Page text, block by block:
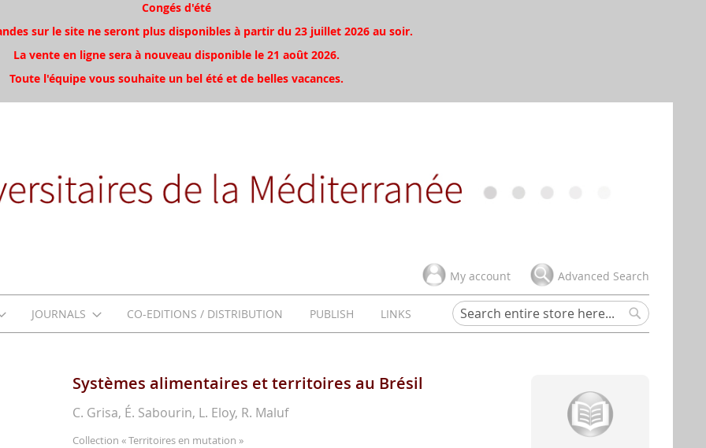
Congés d'été
sur le site ne seront plus disponibles à partir du 23 juillet 2026 au soir.
La vente en ligne sera à nouveau disponible le 21 août 2026.
Toute l'équipe vous souhaite un bel été et de belles vacances.
My account Advanced Search
JOURNALS CO-EDITIONS / DISTRIBUTION PUBLISH
LINKS
Search
Search
Systèmes alimentaires et territoires au Brésil
C. Grisa, É. Sabourin, L. Eloy, R. Maluf
Collection « Territoires en mutation »